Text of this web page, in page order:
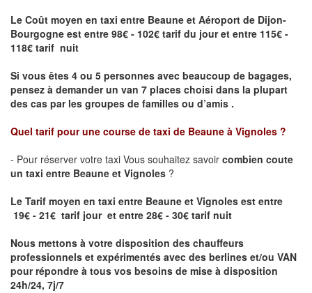
Le Coût moyen en taxi entre Beaune et Aéroport de Dijon-
Bourgogne est entre 98€ - 102€ tarif du jour et entre 115€ -
118€ tarif nuit
Si vous êtes 4 ou 5 personnes avec beaucoup de bagages,
pensez à demander un van 7 places choisi dans la plupart
des cas par les groupes de familles ou d’amis .
Quel tarif pour une course de taxi de Beaune à Vignoles ?
- Pour réserver votre taxi Vous souhaitez savoir combien coute
un taxi entre Beaune et Vignoles ?
Le Tarif moyen en taxi entre Beaune et Vignoles est entre
19€ - 21€ tarif jour et entre 28€ - 30€ tarif nuit
Nous mettons à votre disposition des chauffeurs
professionnels et expérimentés avec des berlines et/ou VAN
pour répondre à tous vos besoins de mise à disposition
24h/24, 7j/7